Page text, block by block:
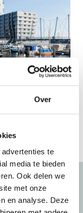
Over
te
media te bieden
Ook delen we
met onze
en analyse. Deze
IN